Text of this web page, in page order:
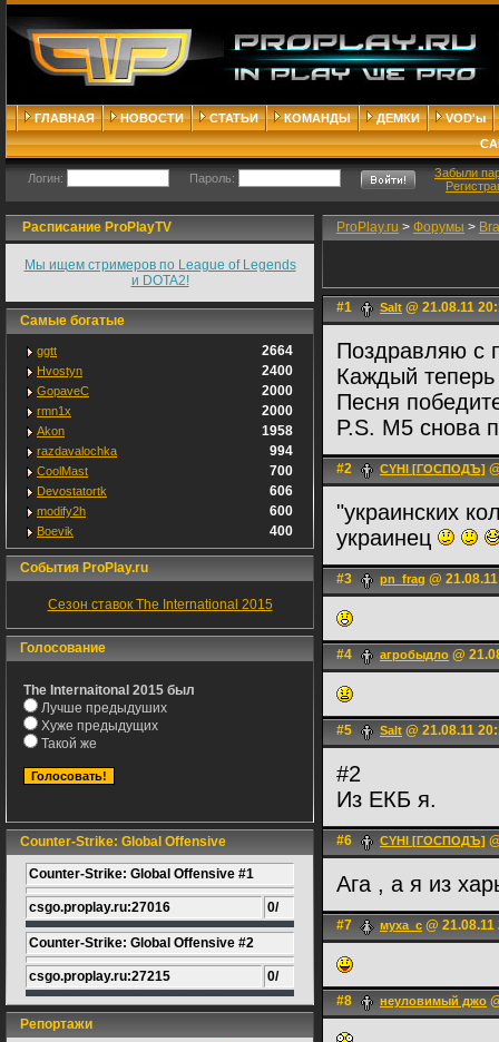
ГЛАВНАЯ НОВОСТИ СТАТЬИ КОМАНДЫ ДЕМКИ
VOD'ы
Логин: Пароль:
Забыли
Расписание ProPlayTV
Мы ищем стримеров по League of Legends
и DOTA2!
Самые богатые
ggtt 2664
Hvostyn 2400
GopaveC 2000
rmn1x 2000
Akon 1958
razdavalochka 994
CoolMast 700
Devostatortk 606
modify2h 600
Boevik 400
События ProPlay.ru
Сезон ставок The International 2015
Голосование
The Internaitonal 2015 был
Лучше предыдуших
Хуже предыдущих
Такой же
Counter-Strike: Global Offensive
Counter-Strike: Global Offensive #1
csgo.proplay.ru:27016 0/
Counter-Strike: Global Offensive #2
csgo.proplay.ru:27215 0/
Репортажи
ProPlay.ru > Форумы >
#1 Salt @ 21.08.11
Поздравляю с
Каждый теперь
Песня
P.S. M5 снова
#2 CYHI [ГОСПОДЪ]
"украинских
украинец
#3 pn_frag @
#4 агробыдло @
#5 Salt @ 21.08.11
#2
Из ЕКБ я.
#6 CYHI [ГОСПОДЪ]
Ага , а я из
#7 муха_с @ 21.08.11
#8 неуловимый джо